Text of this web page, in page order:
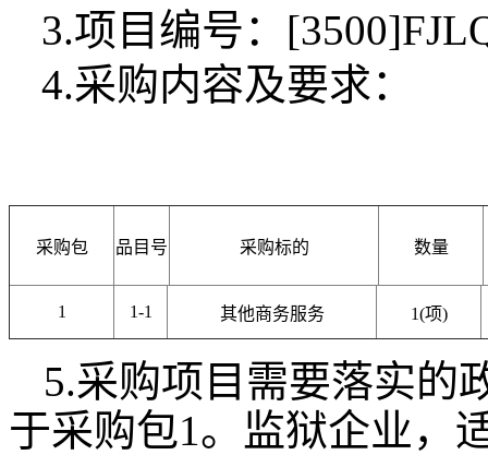
3.项目编号：
4.采购内容及要求：
采购包 品目号 采购标的 数量
1 1-1 其他商务服务 1(项)
5.采购项目需要落实的
于采购包1。监狱企业，